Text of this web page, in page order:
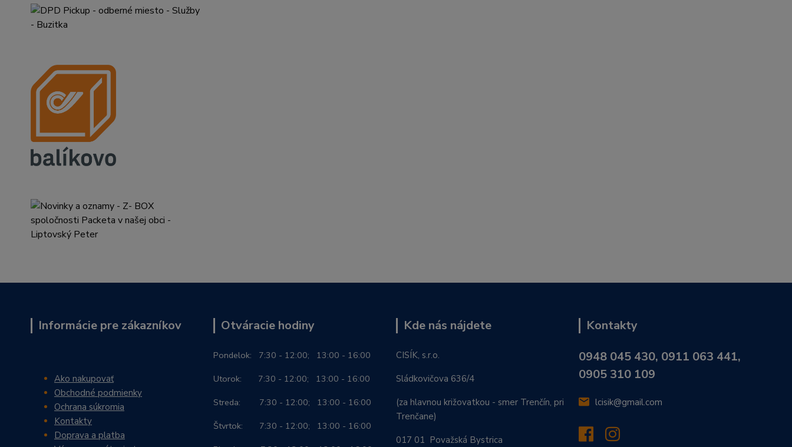
Informácie pre zákazníkov
Ako nakupovať
Obchodné podmienky
Ochrana súkromia
Kontakty
Doprava a platba
Otváracie hodiny
Pondelok: 7:30 - 12:00; 13:00 - 16:00
Utorok: 7:30 - 12:00; 13:00 - 16:00
Streda: 7:30 - 12:00; 13:00 - 16:00
Štvrtok: 7:30 - 12:00; 13:00 - 16:00
Kde nás nájdete
CISÍK, s.r.o.
Sládkovičova 636/4
(za hlavnou križovatkou - smer Trenčín, pri
Trenčane)
017 01 Považská Bystrica
Kontakty
0948 045 430, 0911 063 441,
0905 310 109
lcisik@gmail.com